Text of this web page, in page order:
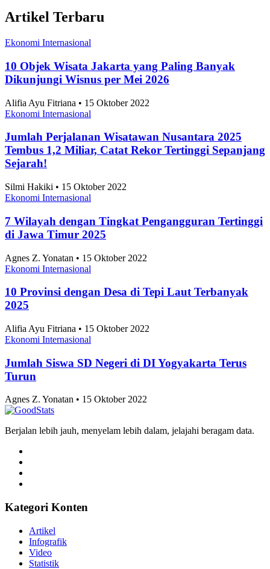
Artikel Terbaru
Ekonomi Internasional
10 Objek Wisata Jakarta yang Paling Banyak
Dikunjungi Wisnus per Mei 2026
Alifia Ayu Fitriana • 15 Oktober 2022
Ekonomi Internasional
Jumlah Perjalanan Wisatawan Nusantara 2025
Tembus 1,2 Miliar, Catat Rekor Tertinggi Sepanjang
Sejarah!
Silmi Hakiki • 15 Oktober 2022
Ekonomi Internasional
7 Wilayah dengan Tingkat Pengangguran Tertinggi
di Jawa Timur 2025
Agnes Z. Yonatan • 15 Oktober 2022
Ekonomi Internasional
10 Provinsi dengan Desa di Tepi Laut Terbanyak
2025
Alifia Ayu Fitriana • 15 Oktober 2022
Ekonomi Internasional
Jumlah Siswa SD Negeri di DI Yogyakarta Terus
Turun
Agnes Z. Yonatan • 15 Oktober 2022
Berjalan lebih jauh, menyelam lebih dalam, jelajahi beragam data.
Kategori Konten
Artikel
Infografik
Video
Statistik